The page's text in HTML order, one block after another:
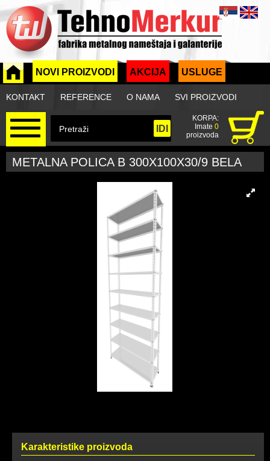
NOVI PROIZVODI AKCIJA USLUGE
KONTAKT REFERENCE O NAMA SVI PROIZVODI
KORPA:
Imate 0
proizvoda
METALNA POLICA B 300X100X30/9 BELA
Karakteristike proizvoda